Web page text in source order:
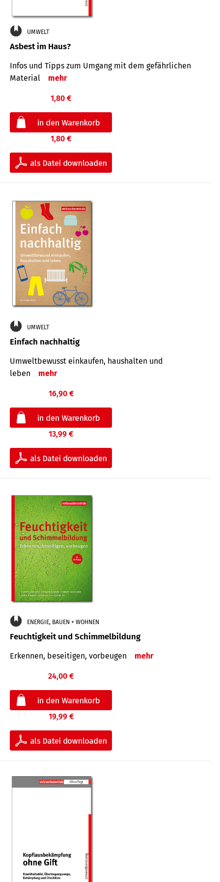
UMWELT
Asbest im Haus?
Infos und Tipps zum Um­gang mit dem ge­fähr­lichen
Mate­rial
mehr
1,80 €
1,80 €
UMWELT
Einfach nachhaltig
Umweltbewusst einkaufen, haushalten und
leben
mehr
16,90 €
13,99 €
ENERGIE, BAUEN + WOHNEN
Feuchtigkeit und Schimmelbildung
Erkennen, beseitigen, vorbeugen mehr
24,00 €
19,99 €